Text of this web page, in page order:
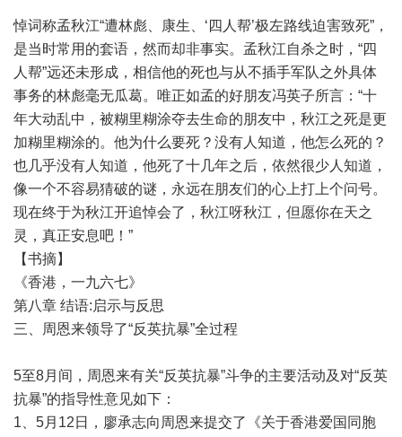
悼词称孟秋江“遭林彪、康生、‘四人帮’极左路线迫害致死”，
是当时常用的套语，然而却非事实。孟秋江自杀之时，“四
人帮”远还未形成，相信他的死也与从不插手军队之外具体
事务的林彪毫无瓜葛。唯正如孟的好朋友冯英子所言：“十
年大动乱中，被糊里糊涂夺去生命的朋友中，秋江之死是更
加糊里糊涂的。他为什么要死？没有人知道，他怎么死的？
也几乎没有人知道，他死了十几年之后，依然很少人知道，
像一个不容易猜破的谜，永远在朋友们的心上打上个问号。
现在终于为秋江开追悼会了，秋江呀秋江，但愿你在天之
灵，真正安息吧！”
【书摘】
《香港，一九六七》
第八章 结语:启示与反思
三、周恩来领导了“反英抗暴”全过程
5至8月间，周恩来有关“反英抗暴”斗争的主要活动及对“反英
抗暴”的指导性意见如下：
1、5月12日，廖承志向周恩来提交了《关于香港爱国同胞